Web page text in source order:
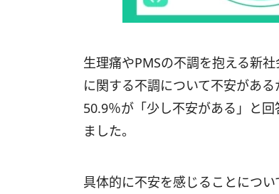
生理痛やPMSの不調を抱える新
に関する不調について不安があ
50.9％が「少し不安がある」と
ました。
具体的に不安を感じることにつ